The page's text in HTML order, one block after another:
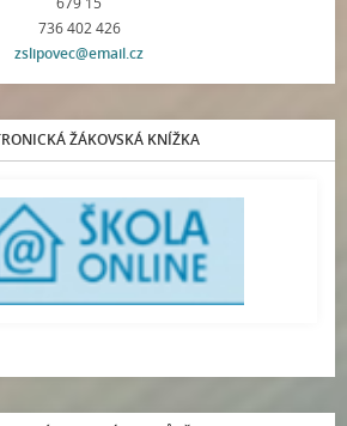
736 402 426
zslipovec@email.cz
ŽÁKOVSKÁ KNÍŽKA